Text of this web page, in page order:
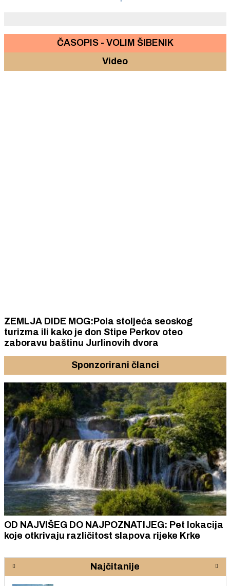
ČASOPIS - VOLIM ŠIBENIK
Video
ZEMLJA DIDE MOG:Pola stoljeća seoskog
turizma ili kako je don Stipe Perkov oteo
zaboravu baštinu Jurlinovih dvora
Sponzorirani članci
OD NAJVIŠEG DO NAJPOZNATIJEG: Pet lokacija
koje otkrivaju različitost slapova rijeke Krke
Najčitanije